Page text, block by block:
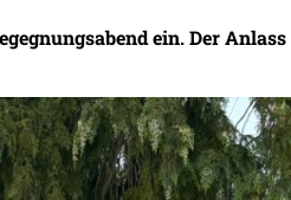
ein. Der